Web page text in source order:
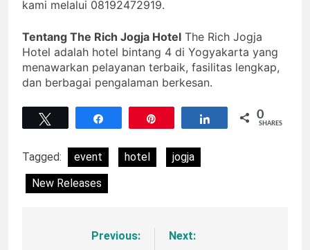
kami melalui 08192472919.
Tentang The Rich Jogja Hotel The Rich Jogja
Hotel adalah hotel bintang 4 di Yogyakarta yang
menawarkan pelayanan terbaik, fasilitas lengkap,
dan berbagai pengalaman berkesan.
Share 0
SHARES
Tagged: event hotel
jogja
New Releases
NavigasiPrevious:
Next: